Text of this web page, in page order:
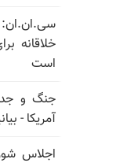
سی.ان.ان:
خلاقانه
است
جنگ و
آمریکا -
اجلاس